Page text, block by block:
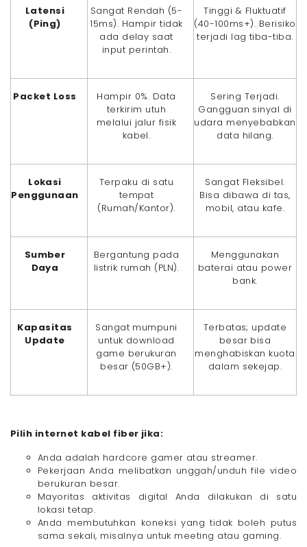
Latensi
(Ping)
Sangat Rendah (5-
15ms). Hampir tidak
ada delay saat
input perintah.
Tinggi & Fluktuatif
(40-100ms+). Berisiko
terjadi lag tiba-tiba.
Packet Loss
Hampir 0%. Data
terkirim utuh
melalui jalur fisik
kabel.
Sering Terjadi.
Gangguan sinyal di
udara menyebabkan
data hilang.
Lokasi
Penggunaan
Terpaku di satu
tempat
(Rumah/Kantor).
Sangat Fleksibel.
Bisa dibawa di tas,
mobil, atau kafe.
Sumber
Daya
Bergantung pada
listrik rumah (PLN).
Menggunakan
baterai atau power
bank.
Kapasitas
Update
Sangat mumpuni
untuk download
game berukuran
besar (50GB+).
Terbatas; update
besar bisa
menghabiskan kuota
dalam sekejap.
Pilih internet kabel fiber jika:
Anda adalah hardcore gamer atau streamer.
Pekerjaan Anda melibatkan unggah/unduh file video
berukuran besar.
Mayoritas aktivitas digital Anda dilakukan di satu
lokasi tetap.
Anda membutuhkan koneksi yang tidak boleh putus
sama sekali, misalnya untuk meeting atau gaming.